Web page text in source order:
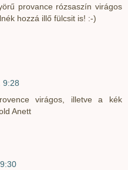
provance rózsaszín virágos
hozzá illő fülcsit is! :-)
9:28
virágos, illetve a kék
Anett